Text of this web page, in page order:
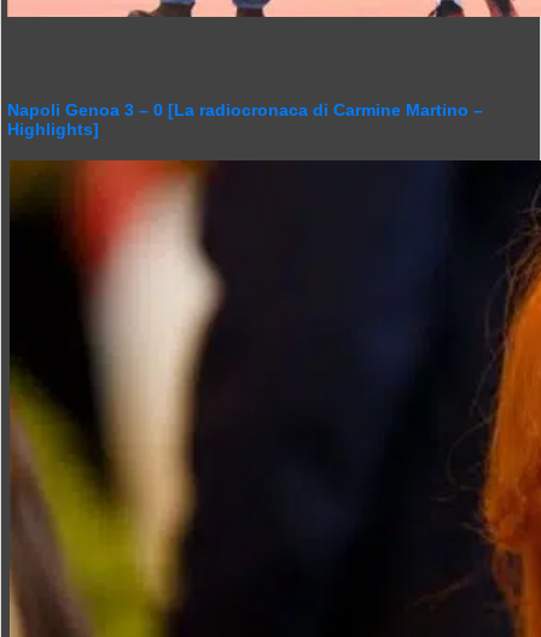
Napoli Genoa 3 – 0 [La radiocronaca di Carmine Martino –
Highlights]